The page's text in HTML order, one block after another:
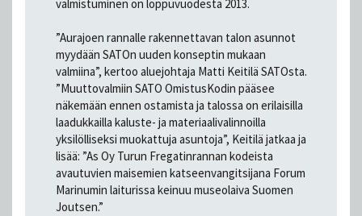
valmistuminen on loppuvuodesta 2013.
”Aurajoen rannalle rakennettavan talon asunnot
myydään SATOn uuden konseptin mukaan
valmiina”, kertoo aluejohtaja Matti Keitilä SATOsta.
”Muuttovalmiin SATO OmistusKodin pääsee
näkemään ennen ostamista ja talossa on erilaisilla
laadukkailla kaluste- ja materiaalivalinnoilla
yksilölliseksi muokattuja asuntoja”, Keitilä jatkaa ja
lisää: ”As Oy Turun Fregatinrannan kodeista
avautuvien maisemien katseenvangitsijana Forum
Marinumin laiturissa keinuu museolaiva Suomen
Joutsen.”